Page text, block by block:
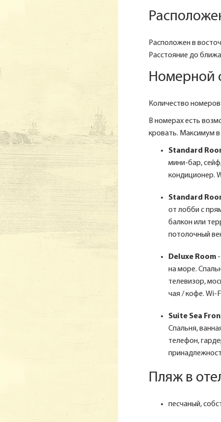
Расположен в
Расстояние до
Номерной
Количество
В номерах есть
кровать. Максимум
Standard
мини-бар,
кондиционер.
Standard
от лобби с
балкон или
потолочный
Deluxe Room
на море.
телевизор,
чая / кофе. Wi-
Suite Sea
Спальня,
телефон,
Пляж в
песчаный,